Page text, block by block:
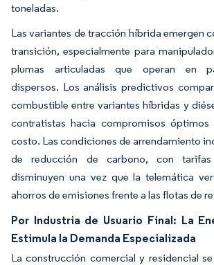
toneladas.
Las variantes de tracción híbrida emergen
transición, especialmente para
plumas articuladas que operan en
dispersos. Los análisis predictivos
combustible entre variantes híbridas y
contratistas hacia compromisos óptimos
costo. Las condiciones de arrendamiento
de reducción de carbono, con
disminuyen una vez que la telemática
ahorros de emisiones frente a las flotas de
Por Industria de Usuario Final: La
Estimula la Demanda Especializada
La construcción comercial y residencial